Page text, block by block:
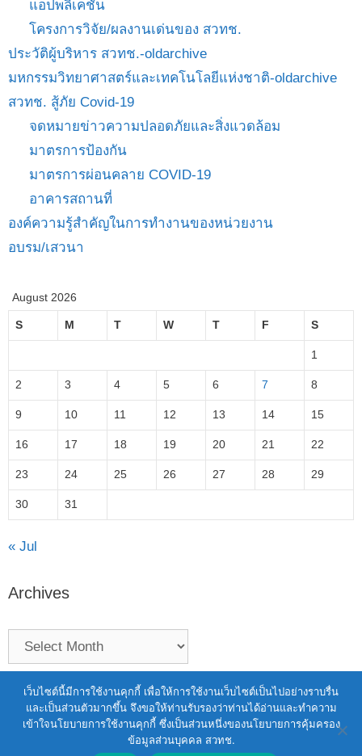
แอปพลิเคชัน
โครงการวิจัย/ผลงานเด่นของ สวทช.
ประวัติผู้บริหาร สวทช.-oldarchive
มหกรรมวิทยาศาสตร์และเทคโนโลยีแห่งชาติ-oldarchive
สวทช. สู้ภัย Covid-19
จดหมายข่าวความปลอดภัยและสิ่งแวดล้อม
มาตรการป้องกัน
มาตรการผ่อนคลาย COVID-19
อาคารสถานที่
องค์ความรู้สำคัญในการทำงานของหน่วยงาน
อบรม/เสวนา
August 2026
S M T W T F S
1
2 3 4 5 6 7 8
9 10 11 12 13 14 15
16 17 18 19 20 21 22
23 24 25 26 27 28 29
30 31
« Jul
Archives
Terms of Service|Personal Data Protection Policy
2021 สำนักงานพัฒนาวิทยาศาสตร์และ
เทคโนโลยีแห่งชาติ (สวทช.)
111 อุทยานวิทยาศาสตร์ประเทศไทย ถนนพหลโยธิน ตำบล
เว็บไซต์นี้มีการใช้งานคุกกี้ เพื่อให้การใช้งานเว็บไซต์เป็นไปอย่างราบรื่น
และเป็นส่วนตัวมากขึ้น จึงขอให้ท่านรับรองว่าท่านได้อ่านและทำความ
เข้าใจนโยบายการใช้งานคุกกี้ ซึ่งเป็นส่วนหนึ่งของนโยบายการคุ้มครอง
ข้อมูลส่วนบุคคล สวทช.